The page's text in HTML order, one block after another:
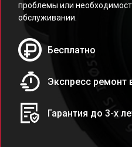
проблемы или
обслуживании.
Бесплатно
Экспресс ремонт
Гарантия до 3-х